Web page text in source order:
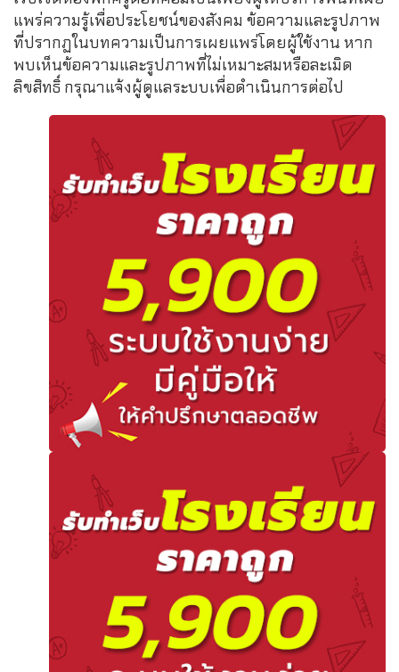
แพร่ความรู้เพื่อประโยชน์ของสังคม ข้อความและรูปภาพ
ที่ปรากฏในบทความเป็นการเผยแพร่โดยผู้ใช้งาน หาก
พบเห็นข้อความและรูปภาพที่ไม่เหมาะสมหรือละเมิด
ลิขสิทธิ์ กรุณาแจ้งผู้ดูแลระบบเพื่อดำเนินการต่อไป